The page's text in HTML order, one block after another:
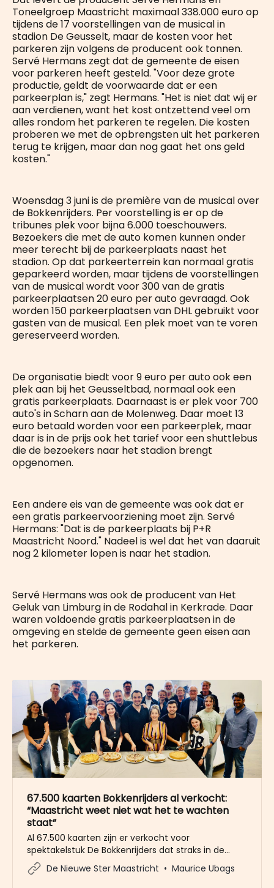
Toneelgroep Maastricht maximaal 338.000 euro op
tijdens de 17 voorstellingen van de musical in
stadion De Geusselt, maar de kosten voor het
parkeren zijn volgens de producent ook tonnen.
Servé Hermans zegt dat de gemeente de eisen
voor parkeren heeft gesteld. "Voor deze grote
productie, geldt de voorwaarde dat er een
parkeerplan is," zegt Hermans. "Het is niet dat wij er
aan verdienen, want het kost ontzettend veel om
alles rondom het parkeren te regelen. Die kosten
proberen we met de opbrengsten uit het parkeren
terug te krijgen, maar dan nog gaat het ons geld
kosten."
Woensdag 3 juni is de première van de musical over
de Bokkenrijders. Per voorstelling is er op de
tribunes plek voor bijna 6.000 toeschouwers.
Bezoekers die met de auto komen kunnen onder
meer terecht bij de parkeerplaats naast het
stadion. Op dat parkeerterrein kan normaal gratis
geparkeerd worden, maar tijdens de voorstellingen
van de musical wordt voor 300 van de gratis
parkeerplaatsen 20 euro per auto gevraagd. Ook
worden 150 parkeerplaatsen van DHL gebruikt voor
gasten van de musical. Een plek moet van te voren
gereserveerd worden.
De organisatie biedt voor 9 euro per auto ook een
plek aan bij het Geusseltbad, normaal ook een
gratis parkeerplaats. Daarnaast is er plek voor 700
auto's in Scharn aan de Molenweg. Daar moet 13
euro betaald worden voor een parkeerplek, maar
daar is in de prijs ook het tarief voor een shuttlebus
die de bezoekers naar het stadion brengt
opgenomen.
Een andere eis van de gemeente was ook dat er
een gratis parkeervoorziening moet zijn. Servé
Hermans: "Dat is de parkeerplaats bij P+R
Maastricht Noord." Nadeel is wel dat het van daaruit
nog 2 kilometer lopen is naar het stadion.
Servé Hermans was ook de producent van Het
Geluk van Limburg in de Rodahal in Kerkrade. Daar
waren voldoende gratis parkeerplaatsen in de
omgeving en stelde de gemeente geen eisen aan
het parkeren.
67.500 kaarten Bokkenrijders al verkocht:
“Maastricht weet niet wat het te wachten
staat”
Al 67.500 kaarten zijn er verkocht voor
spektakelstuk De Bokkenrijders dat straks in de
Geusselt is te zien. “Maastricht weet niet wat het te
wachten staat. Dit is zo groots, zo spectaculair,
De Nieuwe Ster Maastricht Maurice Ubags